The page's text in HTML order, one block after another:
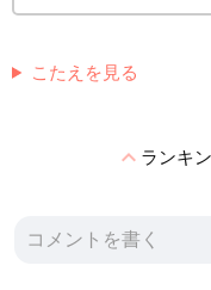
こたえを見る
expand_lessランキ